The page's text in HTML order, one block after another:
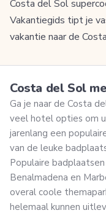
Costa del Sol
Vakantiegids tipt je
vakantie naar de
Costa del Sol
Ga je naar de Costa
veel hotel opties om
jarenlang een
van de leuke
Populaire
Benalmadena en
overal coole
helemaal kunnen